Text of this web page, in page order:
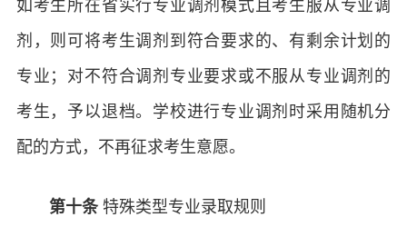
剂，则可将考生调剂到符合要求的、有剩余计划的
专业；对不符合调剂专业要求或不服从专业调剂的
考生，予以退档。学校进行专业调剂时采用随机分
配的方式，不再征求考生意愿。
第十条特殊类型专业录取规则